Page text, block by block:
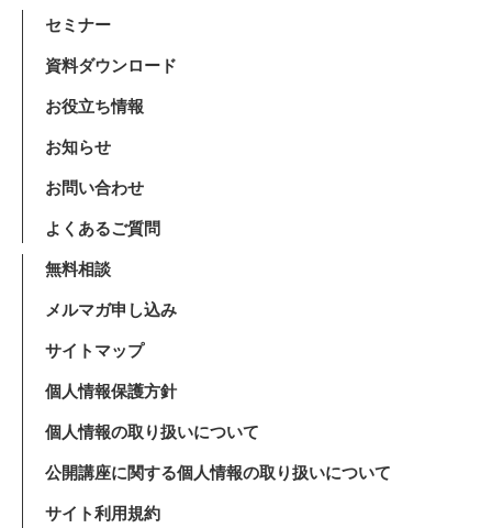
セミナー
資料ダウンロード
お役立ち情報
お知らせ
お問い合わせ
よくあるご質問
無料相談
メルマガ申し込み
サイトマップ
個人情報保護方針
個人情報の取り扱いについて
公開講座に関する個人情報の取り扱いについて
サイト利用規約